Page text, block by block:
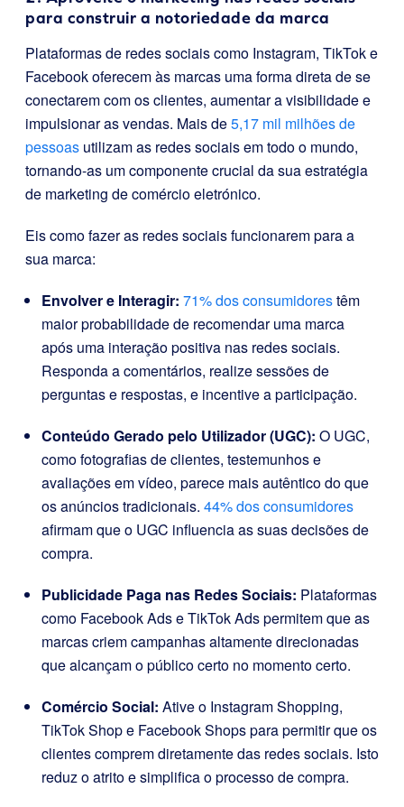
para construir a notoriedade da marca
Plataformas de redes sociais como Instagram, TikTok e
Facebook oferecem às marcas uma forma direta de se
conectarem com os clientes, aumentar a visibilidade e
impulsionar as vendas. Mais de5,17 mil milhões de
pessoas utilizam as redes sociais em todo o mundo,
tornando-as um componente crucial da sua estratégia
de marketing de comércio eletrónico.
Eis como fazer as redes sociais funcionarem para a
sua marca:
Envolver e Interagir: 71% dos consumidorestêm
maior probabilidade de recomendar uma marca
após uma interação positiva nas redes sociais.
Responda a comentários, realize sessões de
perguntas e respostas, e incentive a participação.
Conteúdo Gerado pelo Utilizador (UGC): O UGC,
como fotografias de clientes, testemunhos e
avaliações em vídeo, parece mais autêntico do que
os anúncios tradicionais. 44% dos consumidores
afirmam que o UGC influencia as suas decisões de
compra.
Publicidade Paga nas Redes Sociais: Plataformas
como Facebook Ads e TikTok Ads permitem que as
marcas criem campanhas altamente direcionadas
que alcançam o público certo no momento certo.
Comércio Social: Ative o Instagram Shopping,
TikTok Shop e Facebook Shops para permitir que os
clientes comprem diretamente das redes sociais. Isto
reduz o atrito e simplifica o processo de compra.